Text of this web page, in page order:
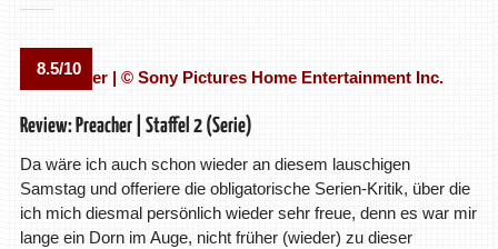
8.5/10
Review: Preacher | Staffel 2 (Serie)
Da wäre ich auch schon wieder an diesem lauschigen
Samstag und offeriere die obligatorische Serien-Kritik, über die
ich mich diesmal persönlich wieder sehr freue, denn es war mir
lange ein Dorn im Auge, nicht früher (wieder) zu dieser